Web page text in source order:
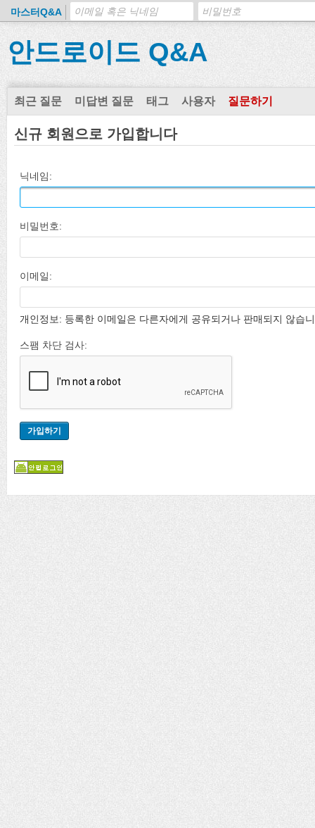
마스터Q&A
안드로이드 Q&A
최근 질문 미답변 질문 태그 사용자 질문하기
신규 회원으로 가입합니다
닉네임:
비밀번호:
이메일:
개인정보: 등록한 이메일은 다른자에게 공유되거나 판매되지 않습
스팸 차단 검사: